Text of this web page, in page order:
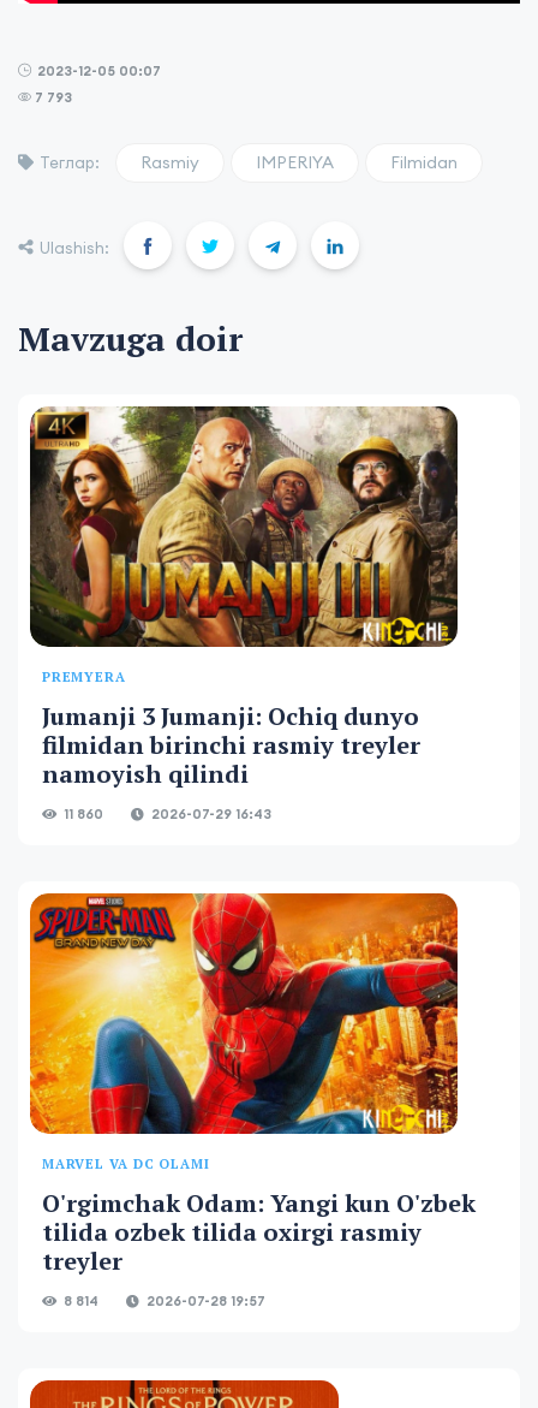
2023-12-05 00:07
7 793
Теглар: Rasmiy IMPERIYA Filmidan
Ulashish:
Mavzuga doir
PREMYERA
Jumanji 3 Jumanji: Ochiq dunyo
filmidan birinchi rasmiy treyler
namoyish qilindi
11 860 2026-07-29 16:43
MARVEL VA DC OLAMI
O'rgimchak Odam: Yangi kun O'zbek
tilida ozbek tilida oxirgi rasmiy
treyler
8 814 2026-07-28 19:57